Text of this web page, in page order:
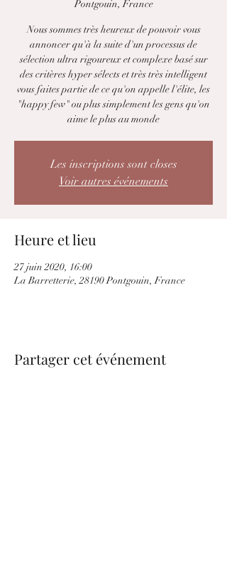
Pontgouin, France
Nous sommes très heureux de pouvoir vous
annoncer qu'à la suite d'un processus de
sélection ultra rigoureux et complexe basé sur
des critères hyper sélects et très très intelligent
vous faites partie de ce qu'on appelle l'élite, les
"happy few" ou plus simplement les gens qu'on
aime le plus au monde
Les inscriptions sont closes
Voir autres événements
Heure et lieu
27 juin 2020, 16:00
La Barretterie, 28190 Pontgouin, France
Partager cet événement